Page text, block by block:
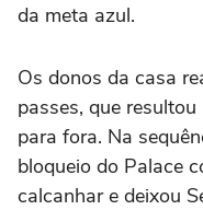
da meta azul.
Os donos da casa
passes, que
para fora. Na
bloqueio do Palace
calcanhar e deixou